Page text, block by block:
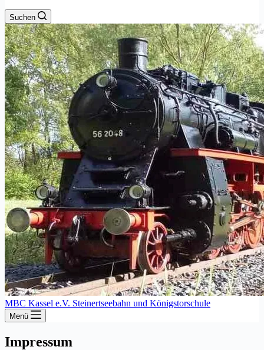
Suchen
MBC Kassel e.V. Steinertseebahn und Königstorschule
Menü
Impressum